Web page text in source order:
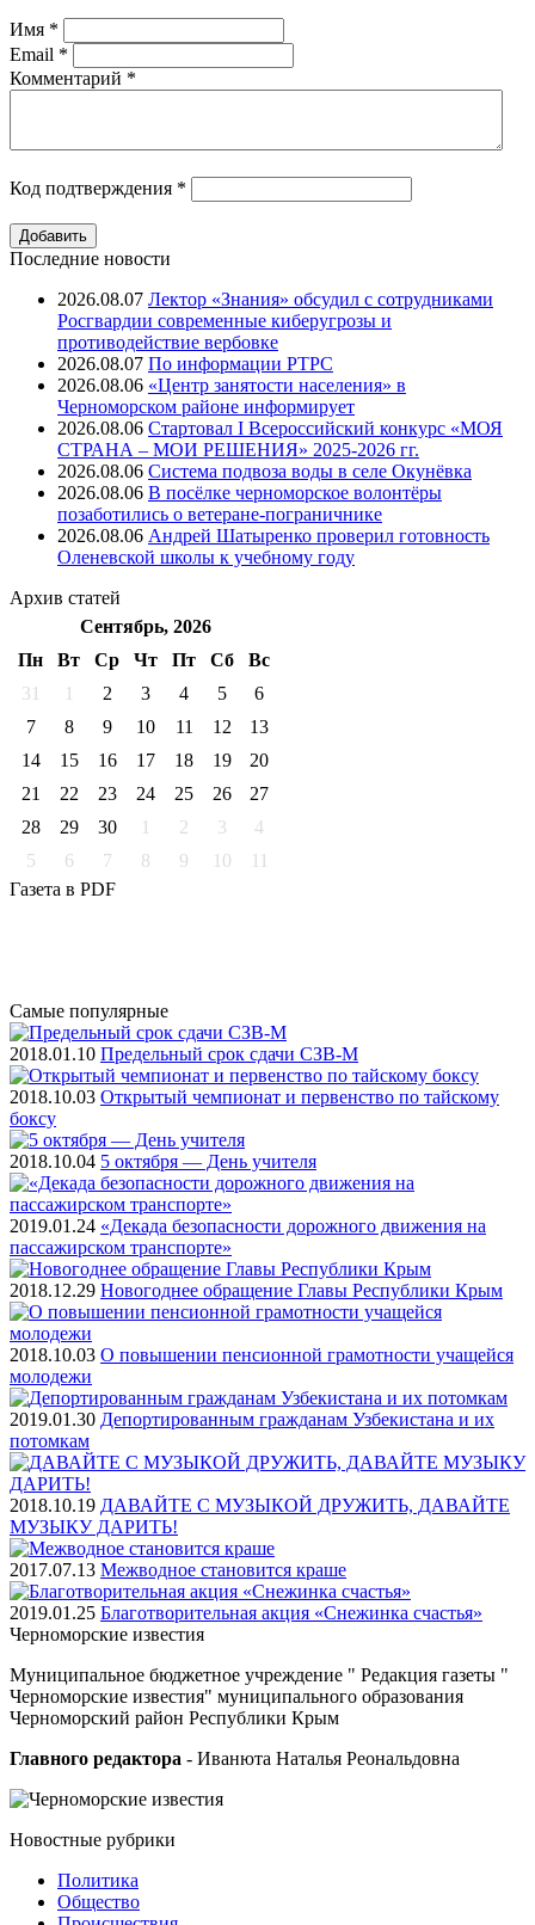
Имя *
Email *
Комментарий *
Код подтверждения *
Последние новости
2026.08.07 Лектор «Знания» обсудил с сотрудниками
Росгвардии современные киберугрозы и
противодействие вербовке
2026.08.07 ⁠По информации РТРС
2026.08.06 «Центр занятости населения» в
Черноморском районе информирует
2026.08.06 Стартовал I Всероссийский конкурс «МОЯ
СТРАНА – МОИ РЕШЕНИЯ» 2025-2026 гг.
2026.08.06 Система подвоза воды в селе Окунёвка
2026.08.06 В посёлке черноморское волонтёры
позаботились о ветеране-пограничнике
2026.08.06 Андрей Шатыренко проверил готовность
Оленевской школы к учебному году
Архив статей
Сентябрь, 2026
Пн
Вт Ср Чт Пт Cб
Вс
31
1 2 3 4 5
6
7
8 9 10 11 12
13
14
15 16 17 18 19
20
21
22 23 24 25 26
27
28
29 30 1 2 3
4
5
6 7 8 9 10
11
Газета в PDF
Самые популярные
2018.01.10 Предельный срок сдачи СЗВ-М
2018.10.03 Открытый чемпионат и первенство по тайскому
боксу
2018.10.04 5 октября — День учителя
2019.01.24 «Декада безопасности дорожного движения на
пассажирском транспорте»
2018.12.29 Новогоднее обращение Главы Республики Крым
2018.10.03 О повышении пенсионной грамотности учащейся
молодежи
2019.01.30 Депортированным гражданам Узбекистана и их
потомкам
2018.10.19 ДАВАЙТЕ С МУЗЫКОЙ ДРУЖИТЬ, ДАВАЙТЕ
МУЗЫКУ ДАРИТЬ!
2017.07.13 Межводное становится краше
2019.01.25 Благотворительная акция «Снежинка счастья»
Черноморские известия
Муниципальное бюджетное учреждение " Редакция газеты "
Черноморские известия" муниципального образования
Черноморский район Республики Крым
Главного редактора - Иванюта Наталья Реональдовна
Новостные рубрики
Политика
Общество